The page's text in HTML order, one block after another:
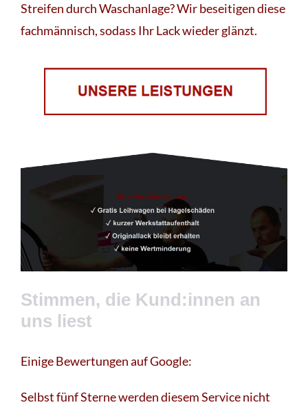
Streifen durch Waschanlage? Wir beseitigen diese
fachmännisch, sodass Ihr Lack wieder glänzt.
Stimmen, die Kund:innen an
uns liest
Einige Bewertungen auf Google:
Selbst fünf Sterne werden diesem Service nicht